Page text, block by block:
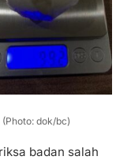
dok/bc)
badan salah